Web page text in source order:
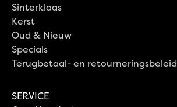
Sinterklaas
Kerst
Oud & Nieuw
Specials
Terugbetaal- en retourneringsbeleid
SERVICE